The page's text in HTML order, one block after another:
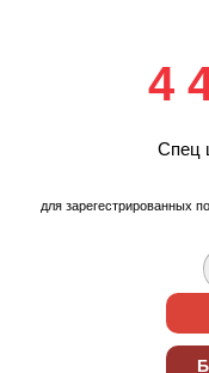
4
Спец
для зарегестрированных